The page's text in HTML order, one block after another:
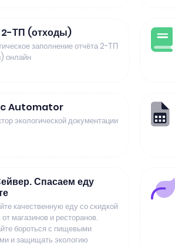
2-ТП (отходы)
заполнение отчёта 2-ТП
онлайн
Automator
экологической документации
Спасаем еду
качественную еду со скидкой
магазинов и ресторанов.
бороться с пищевыми
и защищать экологию